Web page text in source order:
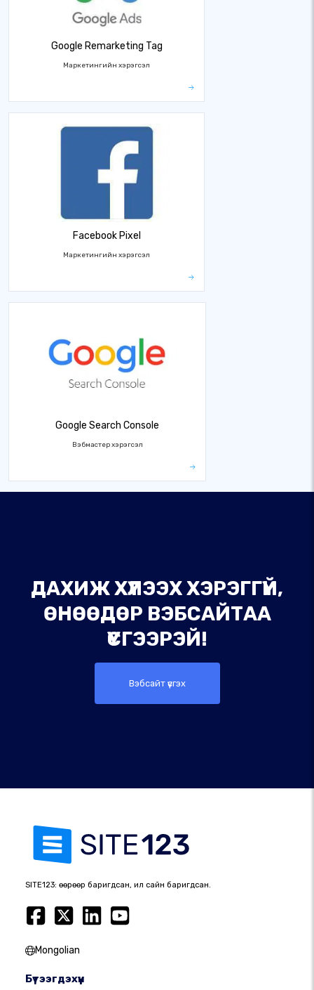
Google Remarketing Tag
Маркетингийн хэрэгсэл
Facebook Pixel
Маркетингийн хэрэгсэл
Google Search Console
Вэбмастер хэрэгсэл
ДАХИЖ ХҮЛЭЭХ ХЭРЭГГҮЙ,
ӨНӨӨДӨР ВЭБСАЙТАА
ҮҮСГЭЭРЭЙ!
Вэбсайт үүсгэх
SITE123: өөрөөр баригдсан, илүү сайн баригдсан.
Mongolian
Бүтээгдэхүүн